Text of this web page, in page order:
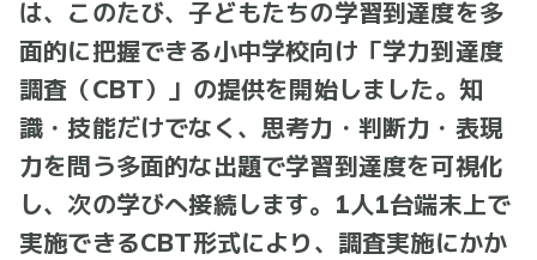
は、このたび、子どもたちの学習到達度を多
面的に把握できる小中学校向け「学力到達度
調査（CBT）」の提供を開始しました。知
識・技能だけでなく、思考力・判断力・表現
力を問う多面的な出題で学習到達度を可視化
し、次の学びへ接続します。1人1台端末上で
実施できるCBT形式により、調査実施にかか